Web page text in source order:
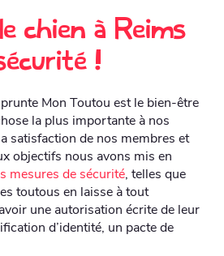
chien à Reims
!
Mon Toutou est le bien-être
la plus importante à nos
satisfaction de nos membres et
objectifs nous avons mis en
mesures de sécurité, telles que
toutous en laisse à tout
une autorisation écrite de leur
d’identité, un pacte de